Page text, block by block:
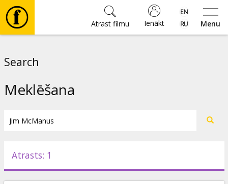
Menu
Ienākt
Atrast filmu
Pasākumi
Search
Meklēšana
Atrasts: 1